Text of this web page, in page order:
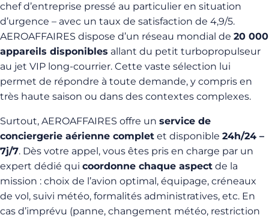
chef d’entreprise pressé au particulier en situation
d’urgence – avec un taux de satisfaction de 4,9/5.
AEROAFFAIRES dispose d’un réseau mondial de 20 000
appareils disponibles allant du petit turbopropulseur
au jet VIP long-courrier. Cette vaste sélection lui
permet de répondre à toute demande, y compris en
très haute saison ou dans des contextes complexes.
Surtout, AEROAFFAIRES offre un service de
conciergerie aérienne complet et disponible 24h/24 –
7j/7. Dès votre appel, vous êtes pris en charge par un
expert dédié qui coordonne chaque aspect de la
mission : choix de l’avion optimal, équipage, créneaux
de vol, suivi météo, formalités administratives, etc. En
cas d’imprévu (panne, changement météo, restriction